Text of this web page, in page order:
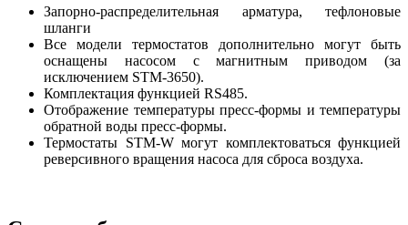
Запорно-распределительная арматура, тефлоновые
шланги
Все модели термостатов дополнительно могут быть
оснащены насосом с магнитным приводом (за
исключением STM-3650).
Комплектация функцией RS485.
Отображение температуры пресс-формы и температуры
обратной воды пресс-формы.
Термостаты STM-W могут комплектоваться функцией
реверсивного вращения насоса для сброса воздуха.